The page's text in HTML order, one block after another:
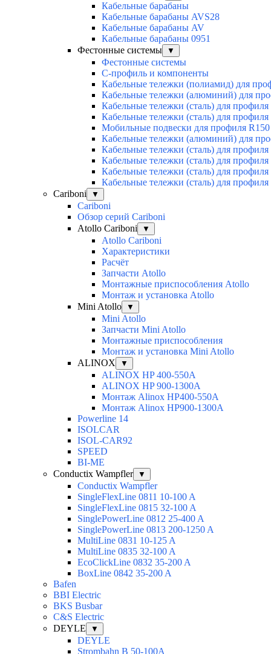
Кабельные барабаны
Кабельные барабаны AVS28
Кабельные барабаны AV
Кабельные барабаны 0951
Фестонные системы
▼
Фестонные системы
С-профиль и компоненты
Кабельные тележки (полиамид) для
Кабельные тележки (алюминий) для
Кабельные тележки (сталь) для профиля
Кабельные тележки (сталь) для
Мобильные подвески для профиля R150
Кабельные тележки (алюминий) для
Кабельные тележки (сталь) для профиля
Кабельные тележки (сталь) для
Кабельные тележки (сталь) для профиля
Кабельные тележки (сталь) для
Cariboni
▼
Cariboni
Обзор серий Cariboni
Atollo Cariboni
▼
Atollo Cariboni
Характеристики
Расчёт
Запчасти Atollo
Монтажные приспособления Atollo
Монтаж и установка Atollo
Mini Atollo
▼
Mini Atollo
Запчасти Mini Atollo
Монтажные приспособления
Монтаж и установка Mini Atollo
ALINOX
▼
ALINOX HP 400-550A
ALINOX HP 900-1300A
Монтаж Alinox HP400-550A
Монтаж Alinox HP900-1300A
Powerline 14
ISOLCAR
ISOL-CAR92
SPEED
BI-ME
Conductix Wampfler
▼
Conductix Wampfler
SingleFlexLine 0811 10-100 A
SingleFlexLine 0815 32-100 A
SinglePowerLine 0812 25-400 A
SinglePowerLine 0813 200-1250 A
MultiLine 0831 10-125 A
MultiLine 0835 32-100 A
EcoClickLine 0832 35-200 A
BoxLine 0842 35-200 A
Bafen
BBI Electric
BKS Busbar
C&S Electric
DEYLE
▼
DEYLE
Strombahn B 50-100A